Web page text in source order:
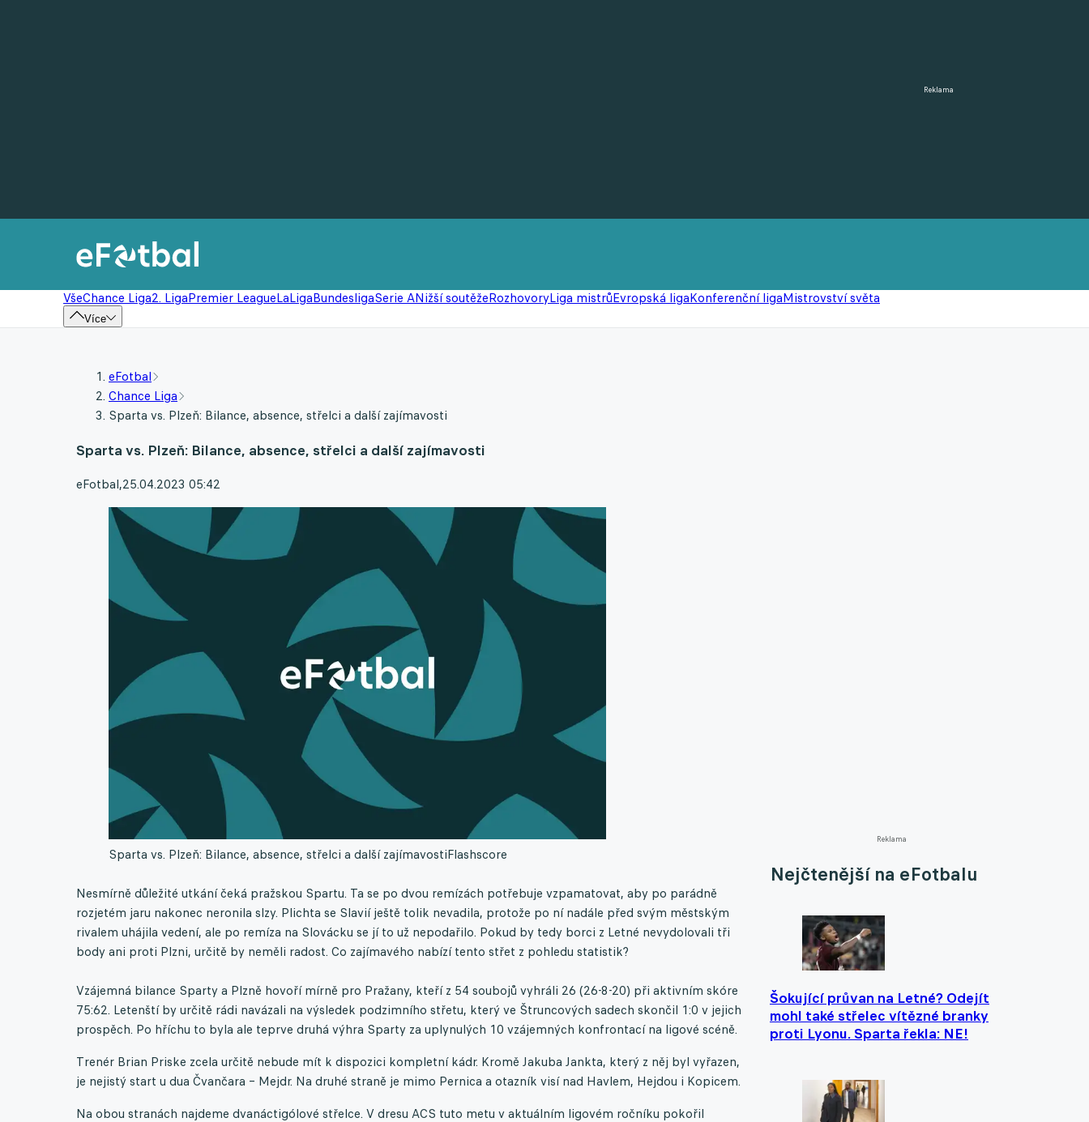
Reklama
VšeChance Liga2. LigaPremier LeagueLaLigaBundesligaSerie ANižší soutěžeRozhovoryLiga mistrůEvropská ligaKonferenční ligaMistrovství světa
Více
Reklama
Nejčtenější na eFotbalu
Šokující průvan na Letné? Odejít
mohl také střelec vítězné branky
proti Lyonu. Sparta řekla: NE!
eFotbal
Chance Liga
Sparta vs. Plzeň: Bilance, absence, střelci a další zajímavosti
Sparta vs. Plzeň: Bilance, absence, střelci a další zajímavosti
eFotbal,25.04.2023 05:42
Sparta vs. Plzeň: Bilance, absence, střelci a další zajímavostiFlashscore
Nesmírně důležité utkání čeká pražskou Spartu. Ta se po dvou remízách potřebuje vzpamatovat, aby po parádně
rozjetém jaru nakonec neronila slzy. Plichta se Slavií ještě tolik nevadila, protože po ní nadále před svým městským
rivalem uhájila vedení, ale po remíza na Slovácku se jí to už nepodařilo. Pokud by tedy borci z Letné nevydolovali tři
body ani proti Plzni, určitě by neměli radost. Co zajímavého nabízí tento střet z pohledu statistik?
Vzájemná bilance Sparty a Plzně hovoří mírně pro Pražany, kteří z 54 soubojů vyhráli 26 (26-8-20) při aktivním skóre
75:62. Letenští by určitě rádi navázali na výsledek podzimního střetu, který ve Štruncových sadech skončil 1:0 v jejich
prospěch. Po hříchu to byla ale teprve druhá výhra Sparty za uplynulých 10 vzájemných konfrontací na ligové scéně.
Trenér Brian Priske zcela určitě nebude mít k dispozici kompletní kádr. Kromě Jakuba Jankta, který z něj byl vyřazen,
je nejistý start u dua Čvančara – Mejdr. Na druhé straně je mimo Pernica a otazník visí nad Havlem, Hejdou i Kopicem.
Na obou stranách najdeme dvanáctigólové střelce. V dresu ACS tuto metu v aktuálním ligovém ročníku pokořil